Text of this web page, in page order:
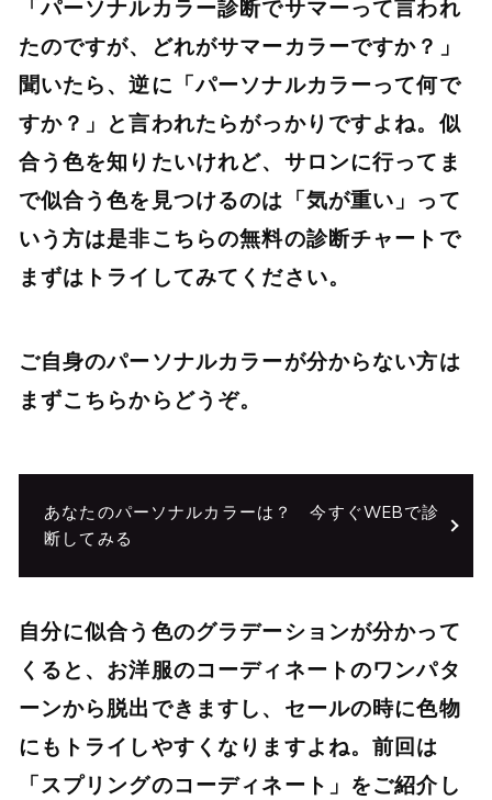
「パーソナルカラー診断でサマーって言われ
たのですが、どれがサマーカラーですか？」
聞いたら、逆に「パーソナルカラーって何で
すか？」と言われたらがっかりですよね。似
合う色を知りたいけれど、サロンに行ってま
で似合う色を見つけるのは「気が重い」って
いう方は是非こちらの無料の診断チャートで
まずはトライしてみてください。
ご自身のパーソナルカラーが分からない方は
まずこちらからどうぞ。
あなたのパーソナルカラーは？ 今すぐWEBで診
断してみる
自分に似合う色のグラデーションが分かって
くると、お洋服のコーディネートのワンパタ
ーンから脱出できますし、セールの時に色物
にもトライしやすくなりますよね。前回は
「スプリングのコーディネート」をご紹介し